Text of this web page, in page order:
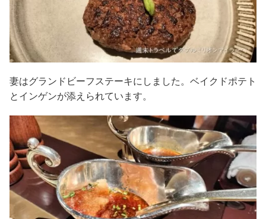
妻はグランドビーフステーキにしました。ベイクドポテト
とインゲンが添えられています。